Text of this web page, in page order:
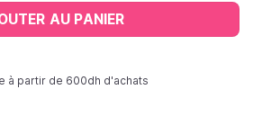
AU PANIER
à partir de 600dh d'achats